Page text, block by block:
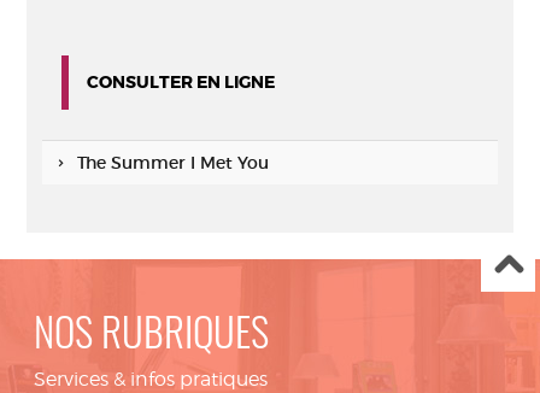
CONSULTER EN LIGNE
The Summer I Met You
NOS RUBRIQUES
Services & infos pratiques